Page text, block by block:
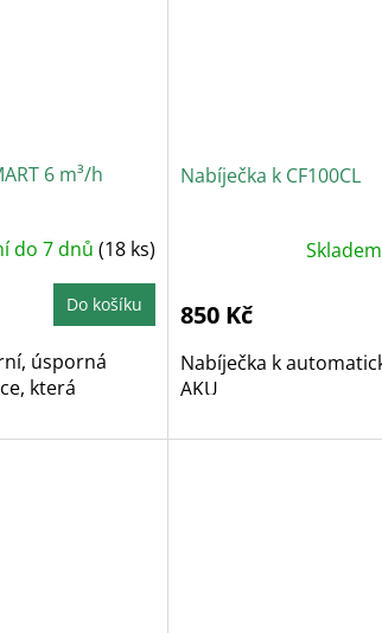
6 m³/h
do 7 dnů (18 ks)
Do košíku
úsporná
která
Nabíječka k CF100CL
850 Kč
Nabíječka k
AKU